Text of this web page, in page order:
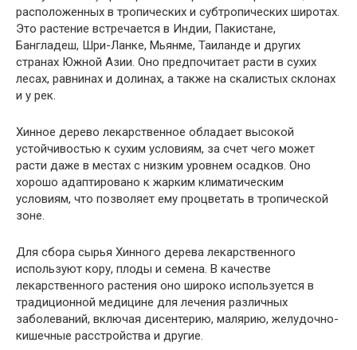
расположенных в тропических и субтропических широтах.
Это растение встречается в Индии, Пакистане,
Бангладеш, Шри-Ланке, Мьянме, Таиланде и других
странах Южной Азии. Оно предпочитает расти в сухих
лесах, равнинах и долинах, а также на скалистых склонах
и у рек.
Хинное дерево лекарственное обладает высокой
устойчивостью к сухим условиям, за счет чего может
расти даже в местах с низким уровнем осадков. Оно
хорошо адаптировано к жарким климатическим
условиям, что позволяет ему процветать в тропической
зоне.
Для сбора сырья Хинного дерева лекарственного
используют кору, плоды и семена. В качестве
лекарственного растения оно широко используется в
традиционной медицине для лечения различных
заболеваний, включая дисентерию, малярию, желудочно-
кишечные расстройства и другие.